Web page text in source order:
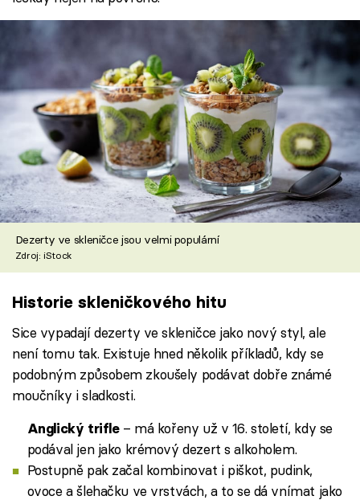
Dezerty ve skleničce jsou velmi populární
Zdroj: iStock
Historie skleničkového hitu
Sice vypadají dezerty ve skleničce jako nový styl, ale
není tomu tak. Existuje hned několik příkladů, kdy se
podobným způsobem zkoušely podávat dobře známé
moučníky i sladkosti.
Anglický trifle– má kořeny už v 16. století, kdy se
podával jen jako krémový dezert s alkoholem.
Postupně pak začal kombinovat i piškot, pudink,
ovoce a šlehačku ve vrstvách, a to se dá vnímat jako